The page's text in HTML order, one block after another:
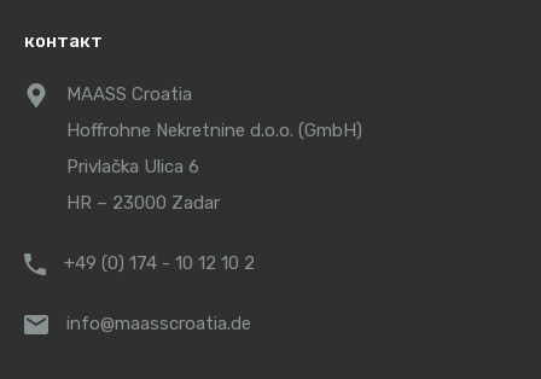
контакт
MAASS Croatia
Hoffrohne Nekretnine d.o.o. (GmbH)
Privlačka Ulica 6
HR – 23000 Zadar
+49 (0) 174 - 10 12 10 2
info@maasscroatia.de